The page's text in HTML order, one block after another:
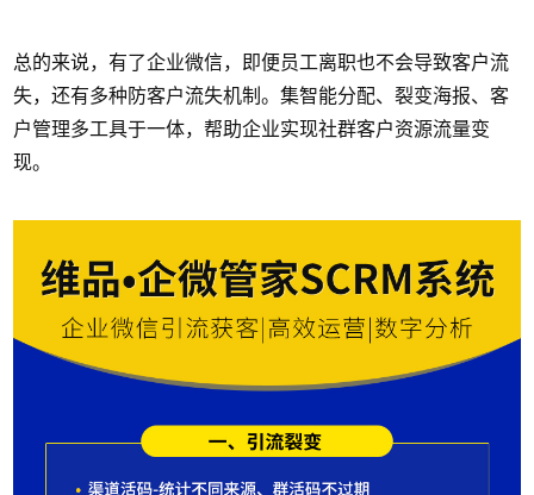
总的来说，有了企业微信，即便员工离职也不会导致客户流
失，还有多种防客户流失机制。集智能分配、裂变海报、客
户管理多工具于一体，帮助企业实现社群客户资源流量变
现。